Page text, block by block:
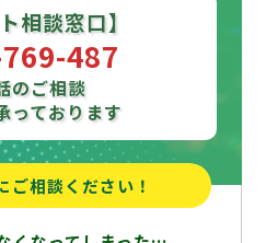
相談窓口】
487
のご相談
っております
ご相談ください！